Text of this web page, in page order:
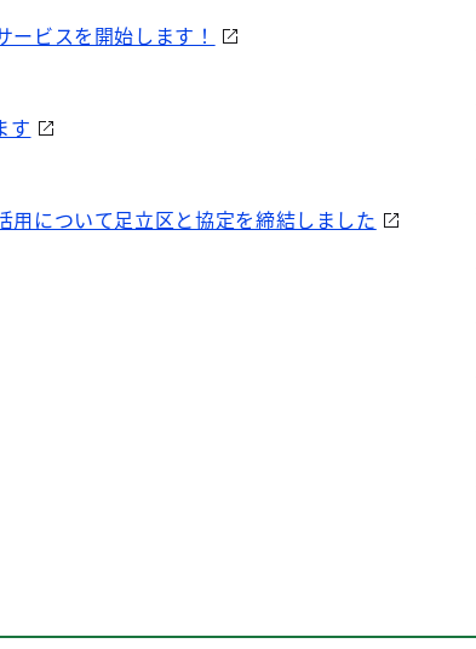
ビスを開始します！
す
について足立区と協定を締結しました